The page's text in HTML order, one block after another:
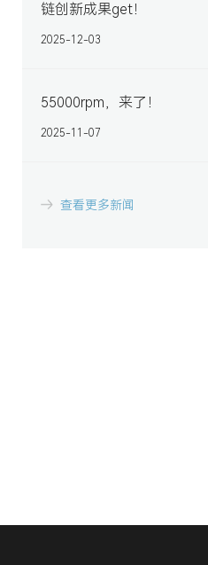
链创新成果get！
2025-12-03
55000rpm，来了！
2025-11-07
查看更多新闻